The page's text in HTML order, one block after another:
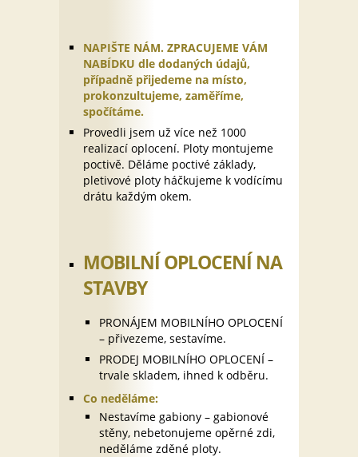
NAPIŠTE NÁM. ZPRACUJEME VÁM
NABÍDKU dle dodaných údajů,
případně přijedeme na místo,
prokonzultujeme, zaměříme,
spočítáme.
Provedli jsem už více než 1000
realizací oplocení. Ploty montujeme
poctivě. Děláme poctivé základy,
pletivové ploty háčkujeme k vodícímu
drátu každým okem.
MOBILNÍ OPLOCENÍ NA
STAVBY
PRONÁJEM MOBILNÍHO OPLOCENÍ
– přivezeme, sestavíme.
PRODEJ MOBILNÍHO OPLOCENÍ –
trvale skladem, ihned k odběru.
Co neděláme:
Nestavíme gabiony – gabionové
stěny, nebetonujeme opěrné zdi,
neděláme zděné ploty.